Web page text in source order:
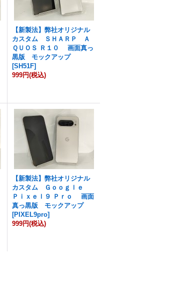
【新製法】弊社オリジナル
カスタム ＳＨＡＲＰ Ａ
ＱＵＯＳ Ｒ１０ 画面真っ
黒版 モックアップ
[SH51F]
999円(税込)
【新製法】弊社オリジナル
カスタム Ｇｏｏｇｌｅ
Ｐｉｘｅｌ９ Ｐｒｏ 画面
真っ黒版 モックアップ
[PIXEL9pro]
999円(税込)